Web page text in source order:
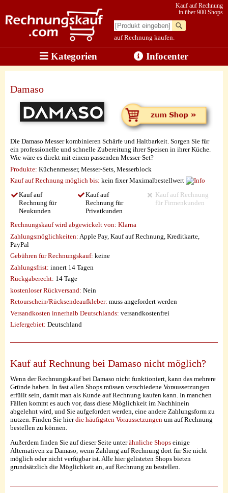
auf Rechnung kaufen.
Kauf auf Rechnung
in über 900 Shops
Kategorien Infocenter
Damaso
Die Damaso Messer kombinieren Schärfe und Haltbarkeit. Sorgen Sie für
ein professionelle und schnelle Zubereitung ihrer Speisen in ihrer Küche.
Wie wäre es direkt mit einem passenden Messer-Set?
Produkte: Küchenmesser, Messer-Sets, Messerblock
Kauf auf Rechnung möglich bis: kein fixer Maximalbestellwert
Kauf auf
Rechnung für
Neukunden
Kauf auf
Rechnung für
Privatkunden
Kauf auf Rechnung
für Firmenkunden
Rechnungskauf wird abgewickelt von: Klarna
Zahlungsmöglichkeiten: Apple Pay, Kauf auf Rechnung, Kreditkarte,
PayPal
Gebühren für Rechnungskauf: keine
Zahlungsfrist: innert 14 Tagen
Rückgaberecht: 14 Tage
kostenloser Rückversand: Nein
Retourschein/Rücksendeaufkleber: muss angefordert werden
Versandkosten innerhalb Deutschlands: versandkostenfrei
Liefergebiet: Deutschland
Kauf auf Rechnung bei Damaso nicht möglich?
Wenn der Rechnungskauf bei Damaso nicht funktioniert, kann das mehrere
Gründe haben. In fast allen Shops müssen verschiedene Voraussetzungen
erfüllt sein, damit man als Kunde auf Rechnung kaufen kann. In manchen
Fällen kommt es auch vor, dass diese Möglichkeit im Nachhinein
abgelehnt wird, und Sie aufgefordert werden, eine andere Zahlungsform zu
nutzen. Finden Sie hierdie häufigsten Voraussetzungen um auf Rechnung
bestellen zu können.
Außerdem finden Sie auf dieser Seite unterähnliche Shops einige
Alternativen zu Damaso, wenn Zahlung auf Rechnung dort für Sie nicht
möglich oder nicht verfügbar ist. Alle hier gelisteten Shops bieten
grundsätzlich die Möglichkeit an, auf Rechnung zu bestellen.